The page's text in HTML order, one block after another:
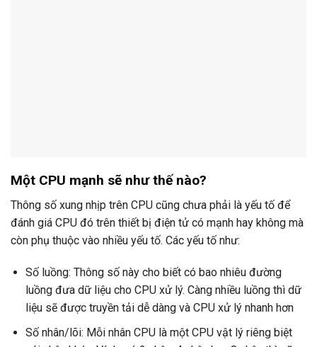
Một CPU mạnh sẽ như thế nào?
Thông số xung nhịp trên CPU cũng chưa phải là yếu tố để
đánh giá CPU đó trên thiết bị điện tử có mạnh hay không mà
còn phụ thuộc vào nhiều yếu tố. Các yếu tố như:
Số luồng: Thông số này cho biết có bao nhiêu đường
luồng đưa dữ liệu cho CPU xử lý. Càng nhiều luồng thì dữ
liệu sẽ được truyền tải dễ dàng và CPU xử lý nhanh hơn
Số nhân/lõi: Mỗi nhân CPU là một CPU vật lý riêng biệt